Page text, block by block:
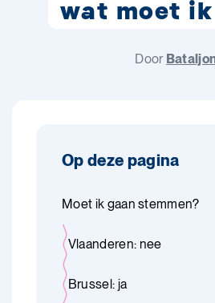
wat moet
Door
Op deze pagina
Moet ik gaan stemmen?
Vlaanderen: nee
Brussel: ja